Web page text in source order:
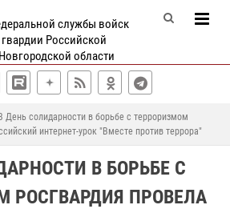
службы войск
Российской
области
В День солидарности в борьбе с терроризмом
интернет-урок "Вместе против террора"
В БОРЬБЕ С
РОСГВАРДИЯ ПРОВЕЛА